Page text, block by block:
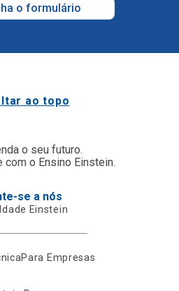
o formulário
ao topo
o seu futuro.
com o Ensino Einstein.
se a nós
Einstein
Para Empresas